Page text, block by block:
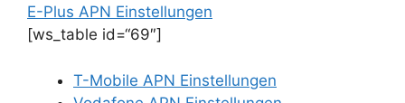
E-Plus APN Einstellungen
[ws_table id=“69″]
T-Mobile APN Einstellungen